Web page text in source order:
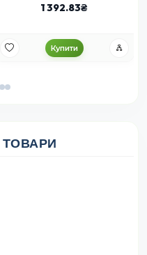
1 392.83
Купити
ТОВАРИ